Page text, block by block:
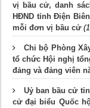
vị bầu cử, danh
HĐND tỉnh Điện
mỗi đơn vị bầu cử
Chi bộ Phòng
tổ chức Hội nghị
đảng và đảng viên
Uỷ ban bầu cử
cử đại biểu Quốc